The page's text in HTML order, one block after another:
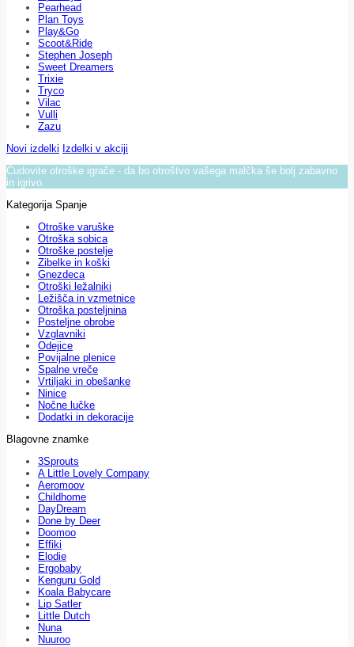
Pearhead
Plan Toys
Play&Go
Scoot&Ride
Stephen Joseph
Sweet Dreamers
Trixie
Tryco
Vilac
Vulli
Zazu
Novi izdelki Izdelki v akciji
Čudovite otroške igrače - da bo otroštvo vašega malčka še bolj zabavno
in igrivo.
Kategorija Spanje
Otroške varuške
Otroška sobica
Otroške postelje
Zibelke in koški
Gnezdeca
Otroški ležalniki
Ležišča in vzmetnice
Otroška posteljnina
Posteljne obrobe
Vzglavniki
Odejice
Povijalne plenice
Spalne vreče
Vrtiljaki in obešanke
Ninice
Nočne lučke
Dodatki in dekoracije
Blagovne znamke
3Sprouts
A Little Lovely Company
Aeromoov
Childhome
DayDream
Done by Deer
Doomoo
Effiki
Elodie
Ergobaby
Kenguru Gold
Koala Babycare
Lip Satler
Little Dutch
Nuna
Nuuroo